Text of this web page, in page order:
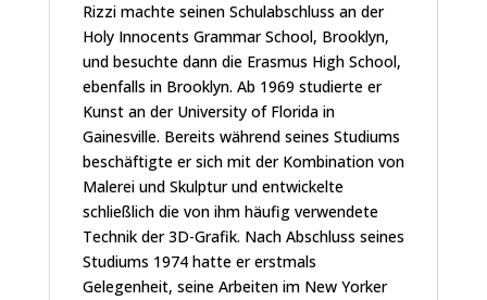
Rizzi machte seinen Schulabschluss an der
Holy Innocents Grammar School, Brooklyn,
und besuchte dann die Erasmus High School,
ebenfalls in Brooklyn. Ab 1969 studierte er
Kunst an der University of Florida in
Gainesville. Bereits während seines Studiums
beschäftigte er sich mit der Kombination von
Malerei und Skulptur und entwickelte
schließlich die von ihm häufig verwendete
Technik der 3D-Grafik. Nach Abschluss seines
Studiums 1974 hatte er erstmals
Gelegenheit, seine Arbeiten im New Yorker